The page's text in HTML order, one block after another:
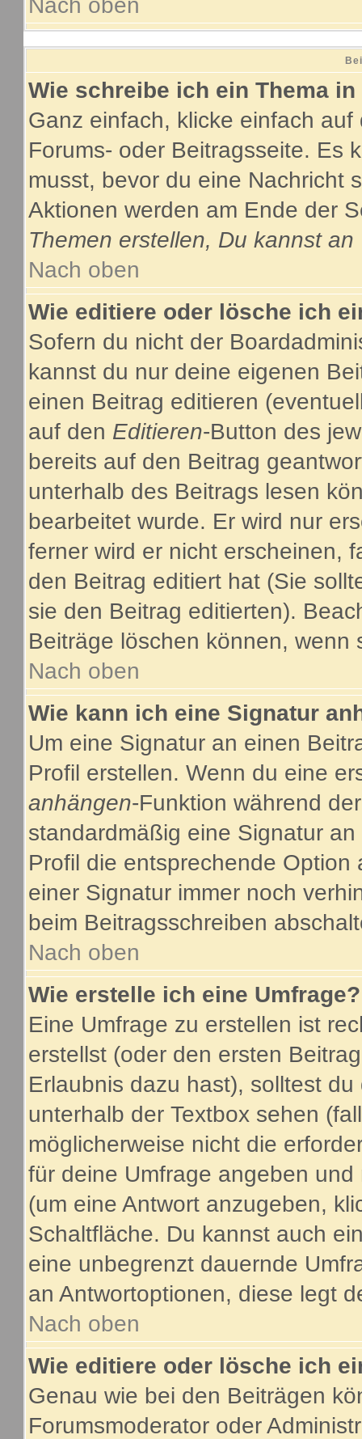
Nach oben
Wie schreibe ich ein Thema
Ganz einfach, klicke einfach
Forums- oder Beitragsseite. Es
musst, bevor du eine Nachricht
Aktionen werden am Ende der
Themen erstellen, Du kannst
Nach oben
Wie editiere oder lösche ich
Sofern du nicht der
kannst du nur deine eigenen
einen Beitrag editieren
auf den Editieren-Button des
bereits auf den Beitrag
unterhalb des Beitrags lesen
bearbeitet wurde. Er wird nur
ferner wird er nicht erscheinen,
den Beitrag editiert hat (Sie
sie den Beitrag editierten).
Beiträge löschen können,
Nach oben
Wie kann ich eine Signatur
Um eine Signatur an einen
Profil erstellen. Wenn du eine
anhängen-Funktion während
standardmäßig eine Signatur
Profil die entsprechende
einer Signatur immer noch
beim Beitragsschreiben
Nach oben
Wie erstelle ich eine Umfrage?
Eine Umfrage zu erstellen ist
erstellst (oder den ersten
Erlaubnis dazu hast), solltest
unterhalb der Textbox sehen
möglicherweise nicht die
für deine Umfrage angeben
(um eine Antwort anzugeben,
Schaltfläche. Du kannst auch
eine unbegrenzt dauernde
an Antwortoptionen, diese legt
Nach oben
Wie editiere oder lösche ich
Genau wie bei den Beiträgen
Forumsmoderator oder